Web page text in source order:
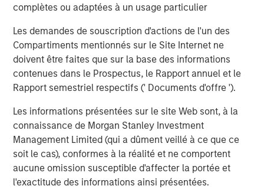
complètes ou adaptées à un usage particulier
Les demandes de souscription d'actions de l'un des
Compartiments mentionnés sur le Site Internet ne
doivent être faites que sur la base des informations
contenues dans le Prospectus, le Rapport annuel et le
Rapport semestriel respectifs (' Documents d'offre ').
Les informations présentées sur le site Web sont, à la
connaissance de Morgan Stanley Investment
Management Limited (qui a dûment veillé à ce que ce
soit le cas), conformes à la réalité et ne comportent
aucune omission susceptible d'affecter la portée et
l'exactitude des informations ainsi présentées.
The Author
Matt Murphy, CFA, CAIA
Managing Director